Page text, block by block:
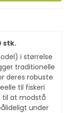
stk.
i størrelse
traditionelle
deres robuste
til fiskeri
til at modstå
under